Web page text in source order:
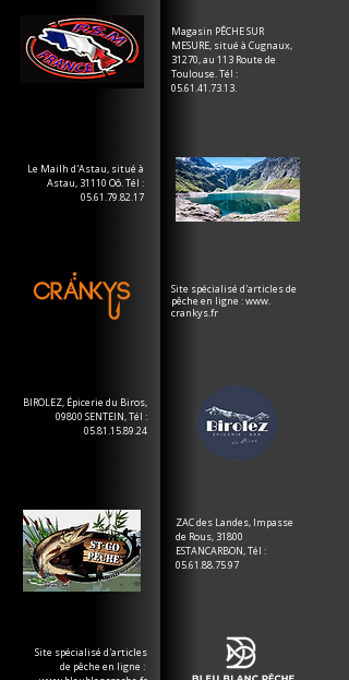
Magasin PÊCHE SUR
MESURE, situé à Cugnaux,
31270, au 113 Route de
Toulouse. Tél :
05.61.41.73.13.
Le Mailh d'Astau, situé à
Astau, 31110 Oô. Tél :
05.61.79.82.17
Site spécialisé d'articles de
pêche en ligne : www.
crankys.fr
BIROLEZ, Épicerie du Biros,
09800 SENTEIN, Tél :
05.81.15.89.24
ZAC des Landes, Impasse
de Rous, 31800
ESTANCARBON, Tél :
05.61.88.75.97
Site spécialisé d'articles
de pêche en ligne :